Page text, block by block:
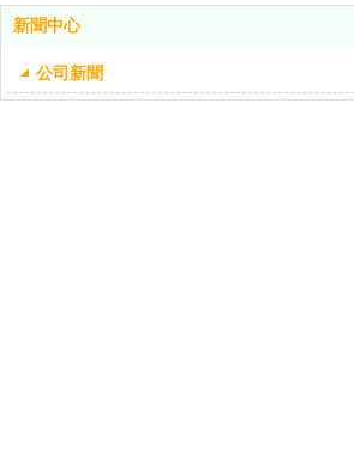
新聞中心
公司新聞